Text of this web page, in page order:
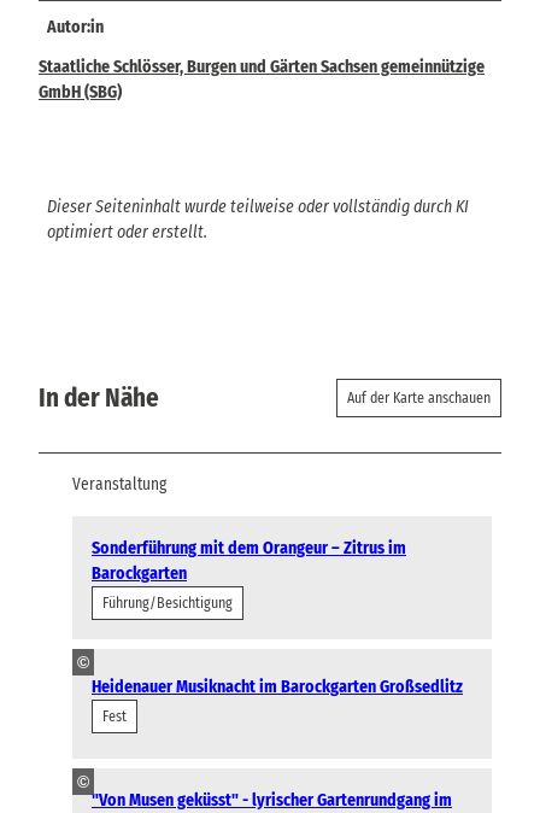
Autor:in
Staatliche Schlösser, Burgen und Gärten Sachsen gemeinnützige
GmbH (SBG)
Dieser Seiteninhalt wurde teilweise oder vollständig durch KI
optimiert oder erstellt.
In der Nähe Auf der Karte anschauen
Veranstaltung
Sonderführung mit dem Orangeur – Zitrus im
Barockgarten
Führung/Besichtigung
©
Heidenauer Musiknacht im Barockgarten Großsedlitz
Fest
©
"Von Musen geküsst" - lyrischer Gartenrundgang im